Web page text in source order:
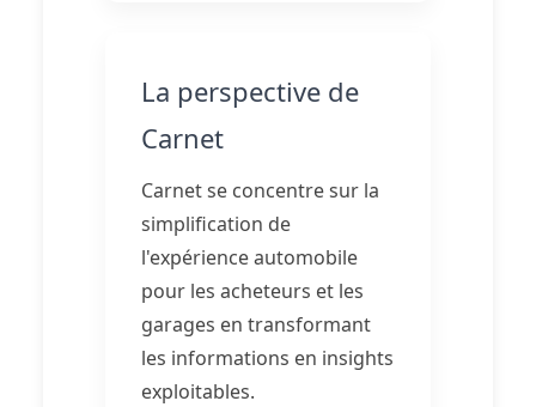
La perspective de
Carnet
Carnet se concentre sur la
simplification de
l'expérience automobile
pour les acheteurs et les
garages en transformant
les informations en insights
exploitables.